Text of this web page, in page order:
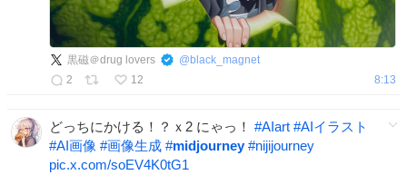
黒磁＠drug lovers @black_magnet
2
12 8:13
どっちにかける！？ｘ2 にゃっ！ #AIart #AIイラスト
#AI画像 #画像生成 #midjourney #nijijourney
pic.x.com/soEV4K0tG1